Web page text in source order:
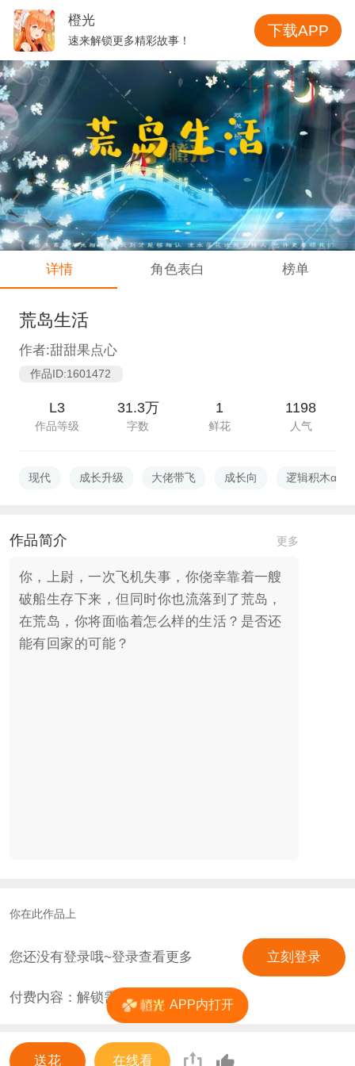
详情 角色表白 榜单
荒岛生活
作者:甜甜果点心
作品ID:1601472
L3
作品等级
31.3万
字数
1
鲜花
1198
人气
现代 成长升级 大佬带飞 成长向 逻辑积木α
作品简介 更多
你，上尉，一次飞机失事，你侥幸靠着一艘
破船生存下来，但同时你也流落到了荒岛，
在荒岛，你将面临着怎么样的生活？是否还
能有回家的可能？
你在此作品上
您还没有登录哦~登录查看更多 立刻登录
付费内容：解锁需 0花
送花 在线看
橙光
速来解锁更多精彩故事！
下载APP
APP内打开